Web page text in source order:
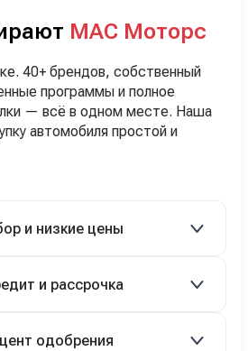
МАС Моторс
40+ брендов, собственный
программы и полное
— всё в одном месте. Наша
автомобиля простой и
и низкие цены
и рассрочка
при первом взносе 35–50%.
одобрения